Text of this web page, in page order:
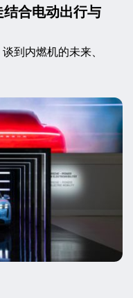
合电动出行与
到内燃机的未来、